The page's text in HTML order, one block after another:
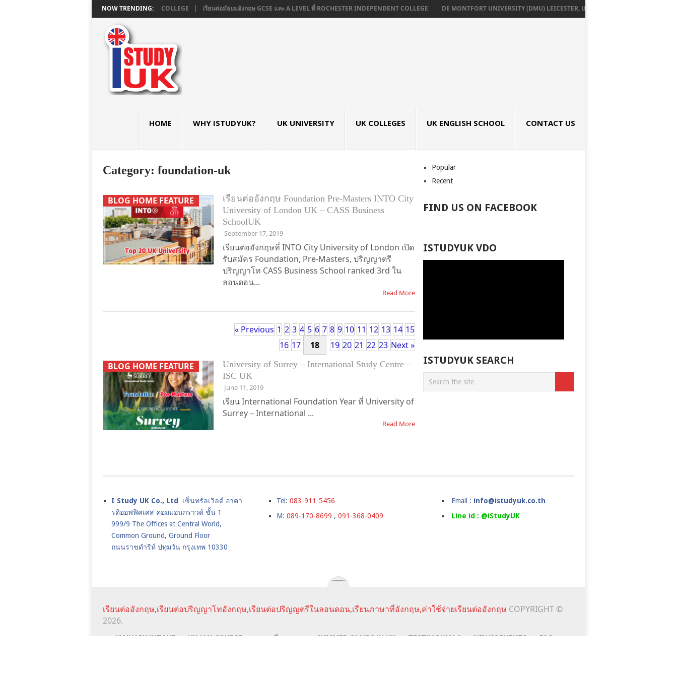
NOW TRENDING:
ฤษ GCSE และ A LEVEL ใน LONDON ที่ ASHBOURNE COLLEGE เรียนต่อมัธยมอังกฤษ GCSE และ A LEVEL ที่ ROCHESTER INDEPENDENT COLLEGE DE MONTFORT UNIVERSITY (DMU) LEICESTER, UK เรียนต่ออังกฤษ SEPTEMBER 2026
HOME WHY ISTUDYUK? UK UNIVERSITY UK COLLEGES UK ENGLISH SCHOOL CONTACT US
Category: foundation-uk
BLOG HOME FEATURE
เรียนต่ออังกฤษ Foundation Pre-Masters INTO City
University of London UK – CASS Business
SchoolUK
September 17, 2019
เรียนต่ออังกฤษที่ INTO City University of London เปิด
รับสมัคร Foundation, Pre-Masters, ปริญญาตรี
ปริญญาโท CASS Business School ranked 3rd ใน
ลอนดอน...
Read More
« Previous 1 2 3 4 5 6 7 8 9 10 11 12 13 14 15
16 17 18 19 20 21 22 23 Next »
BLOG HOME FEATURE
University of Surrey – International Study Centre –
ISC UK
June 11, 2019
เรียน International Foundation Year ที่ University of
Surrey – International ...
Read More
Popular
Recent
FIND US ON FACEBOOK
ISTUDYUK VDO
ISTUDYUK SEARCH
I Study UK Co., Ltd เซ็นทรัลเวิลด์ อาคา
รดิออฟฟิศเศส คอมมอนกราวด์ ชั้น 1
999/9 The Offices at Central World,
Common Ground, Ground Floor
ถนนราชดำริห์ ปทุมวัน กรุงเทพ 10330
Tel: 083-911-5456
M: 089-170-8699 , 091-368-0409
Email : info@istudyuk.co.th
Line id : @iStudyUK
เรียนต่ออังกฤษ,เรียนต่อปริญญาโทอังกฤษ,เรียนต่อปริญญตรีในลอนดอน,เรียนภาษาที่อังกฤษ,ค่าใช้จ่ายเรียนต่ออังกฤษ COPYRIGHT ©
2026.
JANUARY INTAKE UK JAN COURSE ราคาเรียนภาษา SUMMER CAMPS IN UK TESTIMONIALS NEWS&EVENTS
FAQ